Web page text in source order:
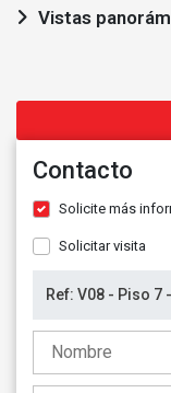
Vistas
Contacto
Solicite más
Solicitar visita